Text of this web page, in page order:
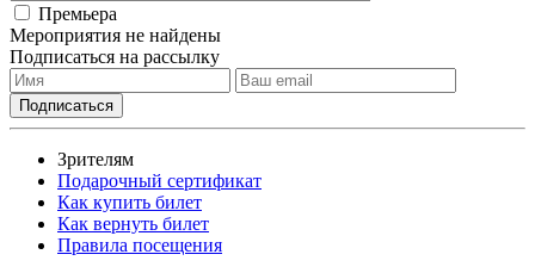
Премьера
Мероприятия не найдены
Подписаться на рассылку
Зрителям
Подарочный сертификат
Как купить билет
Как вернуть билет
Правила посещения